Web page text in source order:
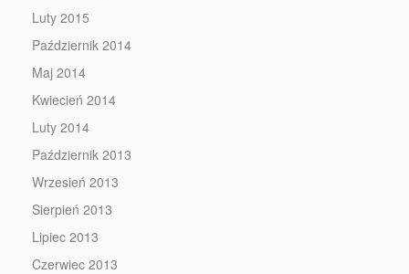
Luty 2015
Październik 2014
Maj 2014
Kwiecień 2014
Luty 2014
Październik 2013
Wrzesień 2013
Sierpień 2013
Lipiec 2013
Czerwiec 2013